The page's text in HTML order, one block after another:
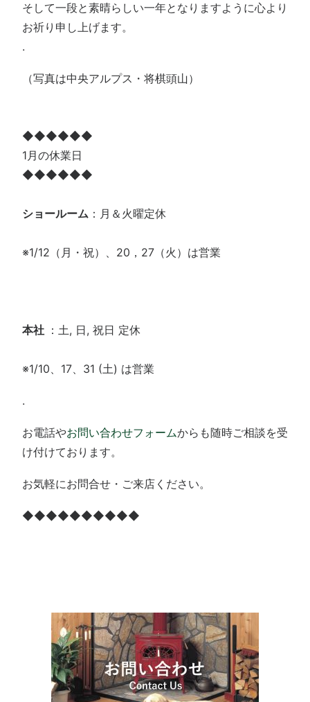
そして一段と素晴らしい一年となりますように心より
お祈り申し上げます。
.
（写真は中央アルプス・将棋頭山）
◆◆◆◆◆◆
1月の休業日
◆◆◆◆◆◆
ショールーム ：月＆火曜定休
※1/12（月・祝）、20，27（火）は営業
本社 ：土, 日, 祝日 定休
※1/10、17、31 (土) は営業
.
お電話やお問い合わせフォームからも随時ご相談を受
け付けております。
お気軽にお問合せ・ご来店ください。
◆◆◆◆◆◆◆◆◆◆